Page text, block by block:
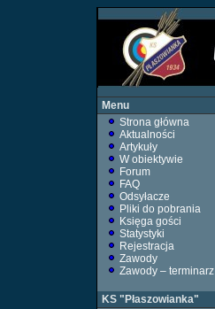
Menu
Strona główna
Aktualności
Artykuły
W obiektywie
Forum
FAQ
Odsyłacze
Pliki do pobrania
Księga gości
Statystyki
Rejestracja
Zawody
Zawody – terminarz
KS "Płaszowianka"